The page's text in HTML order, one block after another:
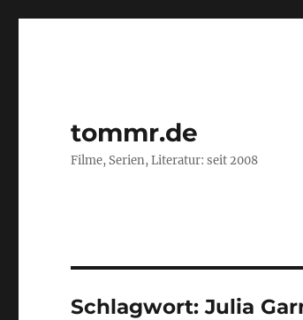
tommr.de
Filme, Serien, Literatur: seit 2008
Schlagwort:Julia